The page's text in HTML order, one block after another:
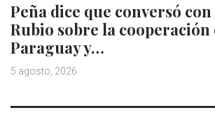
Peña dice que conversó
Rubio sobre la
Paraguay y…
5 agosto, 2026